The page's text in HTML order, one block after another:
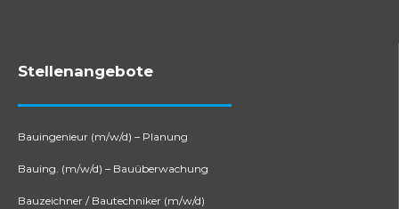
Stellenangebote
Bauingenieur (m/w/d) – Planung
Bauing. (m/w/d) – Bauüberwachung
Bauzeichner / Bautechniker (m/w/d)